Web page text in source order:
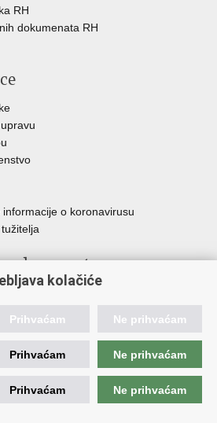
RH
dokumenata RH
o koronavirusu
sustava
i organiziranog kriminaliteta
kolačiće
Prihvaćam Ne prihvaćam
Prihvaćam Ne prihvaćam
Prihvaćam Ne prihvaćam